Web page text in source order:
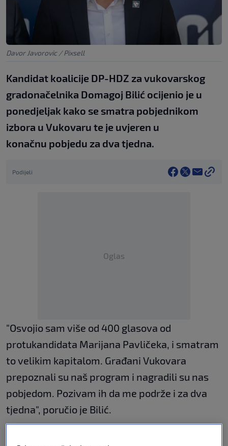
Davor Javorovic / Pixsell
Kandidat koalicije DP-HDZ za vukovarskog
gradonačelnika Domagoj Bilić ocijenio je u
ponedjeljak kako se smatra pobjednikom
izbora u Vukovaru te je uvjeren u
konačnu pobjedu za dva tjedna.
Podijeli
Oglas
"Osvojio sam više od 400 glasova od
protukandidata Marijana Pavličeka, i smatram
to velikim kapitalom. Građani Vukovara
prepoznali su naš program i nagradili su nas
pobjedom. Pozivam ih da me podrže i za dva
tjedna", poručio je Bilić.